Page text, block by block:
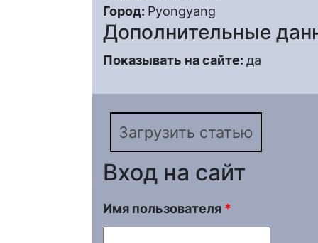
Город: Pyongyang
Дополнительные
Показывать на сайте: да
Загрузить статью
Вход на сайт
Имя пользователя *